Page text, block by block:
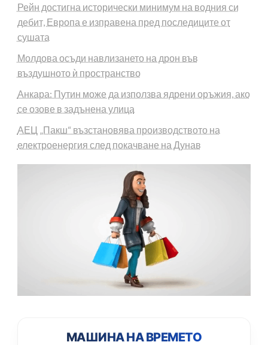
Рейн достигна исторически минимум на водния си
дебит, Европа е изправена пред последиците от
сушата
Молдова осъди навлизането на дрон във
въздушното ѝ пространство
Анкара: Путин може да използва ядрени оръжия, ако
се озове в задънена улица
АЕЦ „Пакш“ възстановява производството на
електроенергия след покачване на Дунав
МАШИНА НА ВРЕМЕТО